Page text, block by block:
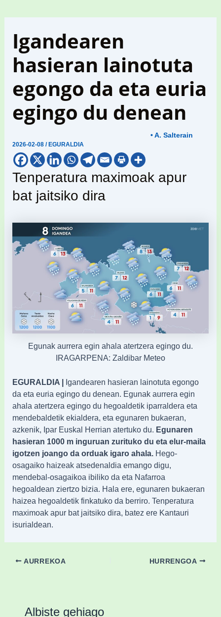
Igandearen
hasieran lainotuta
egongo da eta euria
egingo du denean
2026-02-08/ EGURALDIA
• A. Salterain
Tenperatura maximoak apur
bat jaitsiko dira
Egunak aurrera egin ahala atertzera egingo du.
IRAGARPENA: Zaldibar Meteo
EGURALDIA | Igandearen hasieran lainotuta egongo
da eta euria egingo du denean. Egunak aurrera egin
ahala atertzera egingo du hegoaldetik iparraldera eta
mendebaldetik ekialdera, eta egunaren bukaeran,
azkenik, Ipar Euskal Herrian atertuko du. Egunaren
hasieran 1000 m inguruan zurituko du eta elur-maila
igotzen joango da orduak igaro ahala. Hego-
osagaiko haizeak atsedenaldia emango digu,
mendebal-osagaikoa ibiliko da eta Nafarroa
hegoaldean ziertzo bizia. Hala ere, egunaren bukaeran
haizea hegoaldetik finkatuko da berriro. Tenperatura
maximoak apur bat jaitsiko dira, batez ere Kantauri
isurialdean.
AURREKOA HURRENGOA
Albiste gehiago